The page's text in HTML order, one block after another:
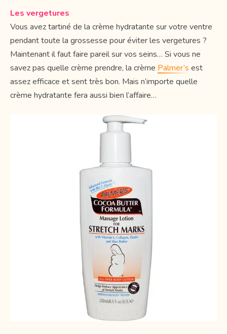
Les vergetures
Vous avez tartiné de la crème hydratante sur votre ventre
pendant toute la grossesse pour éviter les vergetures ?
Maintenant il faut faire pareil sur vos seins… Si vous ne
savez pas quelle crème prendre, la crème Palmer’s est
assez efficace et sent très bon. Mais n’importe quelle
crème hydratante fera aussi bien l’affaire…